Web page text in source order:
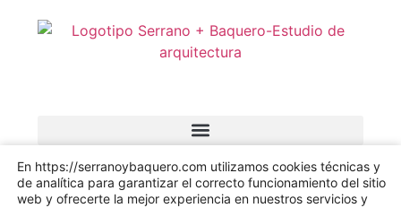
En https://serranoybaquero.com utilizamos cookies técnicas y
de analítica para garantizar el correcto funcionamiento del sitio
web y ofrecerte la mejor experiencia en nuestros servicios y